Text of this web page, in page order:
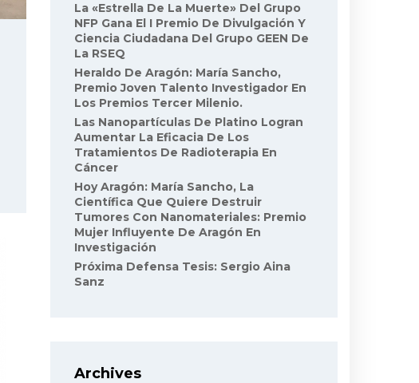
La «Estrella De La Muerte» Del Grupo
NFP Gana El I Premio De Divulgación Y
Ciencia Ciudadana Del Grupo GEEN De
La RSEQ
Heraldo De Aragón: María Sancho,
Premio Joven Talento Investigador En
Los Premios Tercer Milenio.
Las Nanopartículas De Platino Logran
Aumentar La Eficacia De Los
Tratamientos De Radioterapia En
Cáncer
Hoy Aragón: María Sancho, La
Científica Que Quiere Destruir
Tumores Con Nanomateriales: Premio
Mujer Influyente De Aragón En
Investigación
Próxima Defensa Tesis: Sergio Aina
Sanz
Archives